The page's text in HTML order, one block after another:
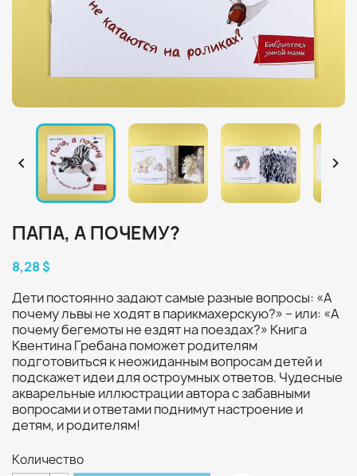
 
ПАПА, А ПОЧЕМУ?
8,28 $
Дети постоянно задают самые разные вопросы: «А
почему львы не ходят в парикмахерскую?» – или: «А
почему бегемоты не ездят на поездах?» Книга
Квентина Гребана поможет родителям
подготовиться к неожиданным вопросам детей и
подскажет идеи для остроумных ответов. Чудесные
акварельные иллюстрации автора с забавными
вопросами и ответами поднимут настроение и
детям, и родителям!
Количество